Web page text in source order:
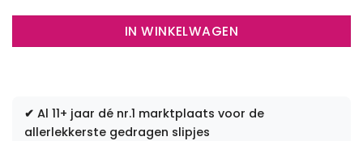
IN WINKELWAGEN
✔ Al 11+ jaar dé nr.1 marktplaats voor de
allerlekkerste gedragen slipjes